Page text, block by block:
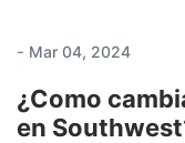
- Mar 04, 2024
¿Como
en